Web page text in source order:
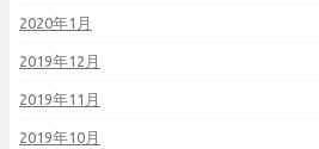
2020年1月
2019年12月
2019年11月
2019年10月